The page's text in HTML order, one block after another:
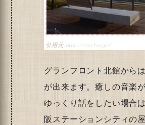
http://mcha.jp/
グランフロント北館から
が出来ます。癒しの音楽
ゆっくり話をしたい場合
阪ステーションシティの